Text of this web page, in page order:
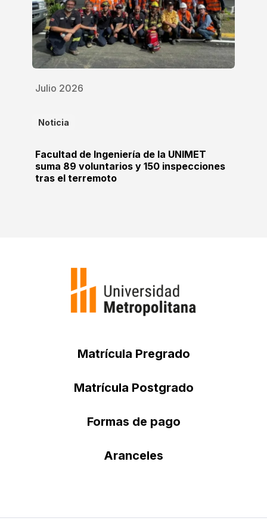
Julio 2026
Noticia
Facultad de Ingeniería de la UNIMET
suma 89 voluntarios y 150 inspecciones
tras el terremoto
Matrícula Pregrado
Matrícula Postgrado
Formas de pago
Aranceles